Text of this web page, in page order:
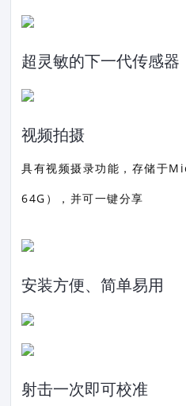
超灵敏的下一代传感器
视频拍摄
具有视频摄录功能，存储于
64G），并可一键分享
安装方便、简单易用
射击一次即可校准